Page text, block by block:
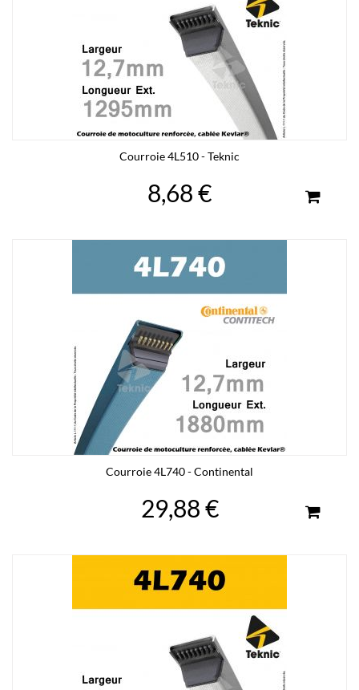
Courroie 4L510 - Teknic
8,68 €
Courroie 4L740 - Continental
29,88 €